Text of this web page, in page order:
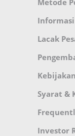
Lacak
Syarat &
Investor